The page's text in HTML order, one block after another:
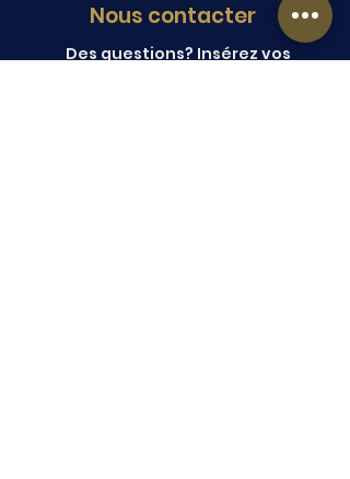
Nous contacter
Des questions? Insérez vos